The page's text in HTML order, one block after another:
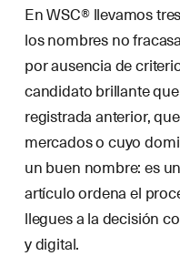
En WSC® llevamos
los nombres no
por ausencia de
candidato brillante
registrada anterior,
mercados o cuyo
un buen nombre: es
artículo ordena el
llegues a la decisión
y digital.